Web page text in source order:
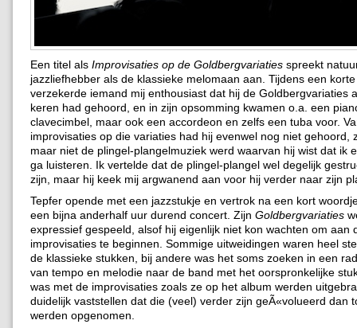
Een titel als Improvisaties op de Goldbergvariaties spreekt
jazzliefhebber als de klassieke melomaan aan. Tijdens een
verzekerde iemand mij enthousiast dat hij de Goldbergvariaties
keren had gehoord, en in zijn opsomming kwamen o.a. een
clavecimbel, maar ook een accordeon en zelfs een tuba voor.
improvisaties op die variaties had hij evenwel nog niet gehoord,
maar niet de plingel-plangelmuziek werd waarvan hij wist dat ik
ga luisteren. Ik vertelde dat de plingel-plangel wel degelijk
zijn, maar hij keek mij argwanend aan voor hij verder naar zijn
Tepfer opende met een jazzstukje en vertrok na een kort
een bijna anderhalf uur durend concert. Zijn Goldbergvariaties
expressief gespeeld, alsof hij eigenlijk niet kon wachten om aan
improvisaties te beginnen. Sommige uitweidingen waren heel
de klassieke stukken, bij andere was het soms zoeken in een
van tempo en melodie naar de band met het oorspronkelijke
was met de improvisaties zoals ze op het album werden
duidelijk vaststellen dat die (veel) verder zijn geÃ«volueerd dan
werden opgenomen.